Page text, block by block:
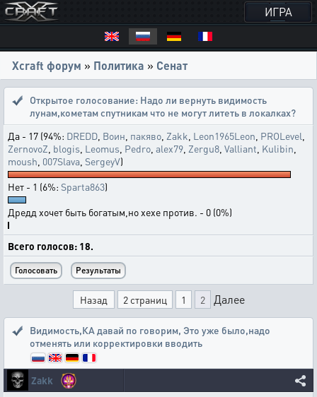
ИГРА
Xcraft форум » Политика » Сенат
Открытое голосование: Надо ли вернуть видимость
лунам,кометам спутникам что не могут литеть в локалках?
Да - 17 (94%: DREDD Воин пакяво Zakk Leon1965Leon PROLevel
ZernovoZ blogis Leomus Pedro alex79 Zergu8 Valliant Kulibin
moush 007Slava SergeyV)
Нет - 1 (6%: Sparta863)
Дредд хочет быть богатым,но хехе против. - 0 (0%)
Всего голосов: 18.
Назад 2 страниц 1 2 Далее
Видимость,КА давай по говорим, Это уже было,надо
отменять или корректировки вводить
Zakk